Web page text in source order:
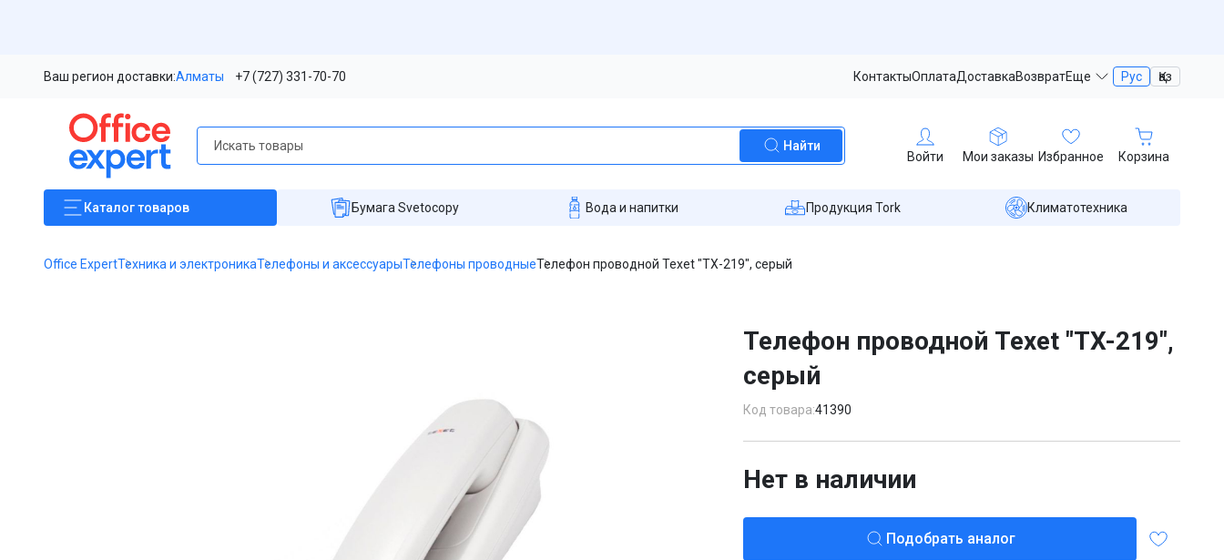
Ваш регион доставки:Алматы +7 (727) 331-70-70 КонтактыОплатаДоставкаВозвратЕще Рус Қаз
Найти
Войти Мои заказы Избранное Корзина
Каталогтоваров Бумага Svetocopy Вода и напитки Продукция Tork Климатотехника
Office ExpertТехника и электроникаТелефоны и аксессуарыТелефоны проводныеТелефон проводной Texet "TX-219", серый
Телефон проводной Texet "TX-219",
серый
Код товара:41390
Нет в наличии
Подобрать аналог